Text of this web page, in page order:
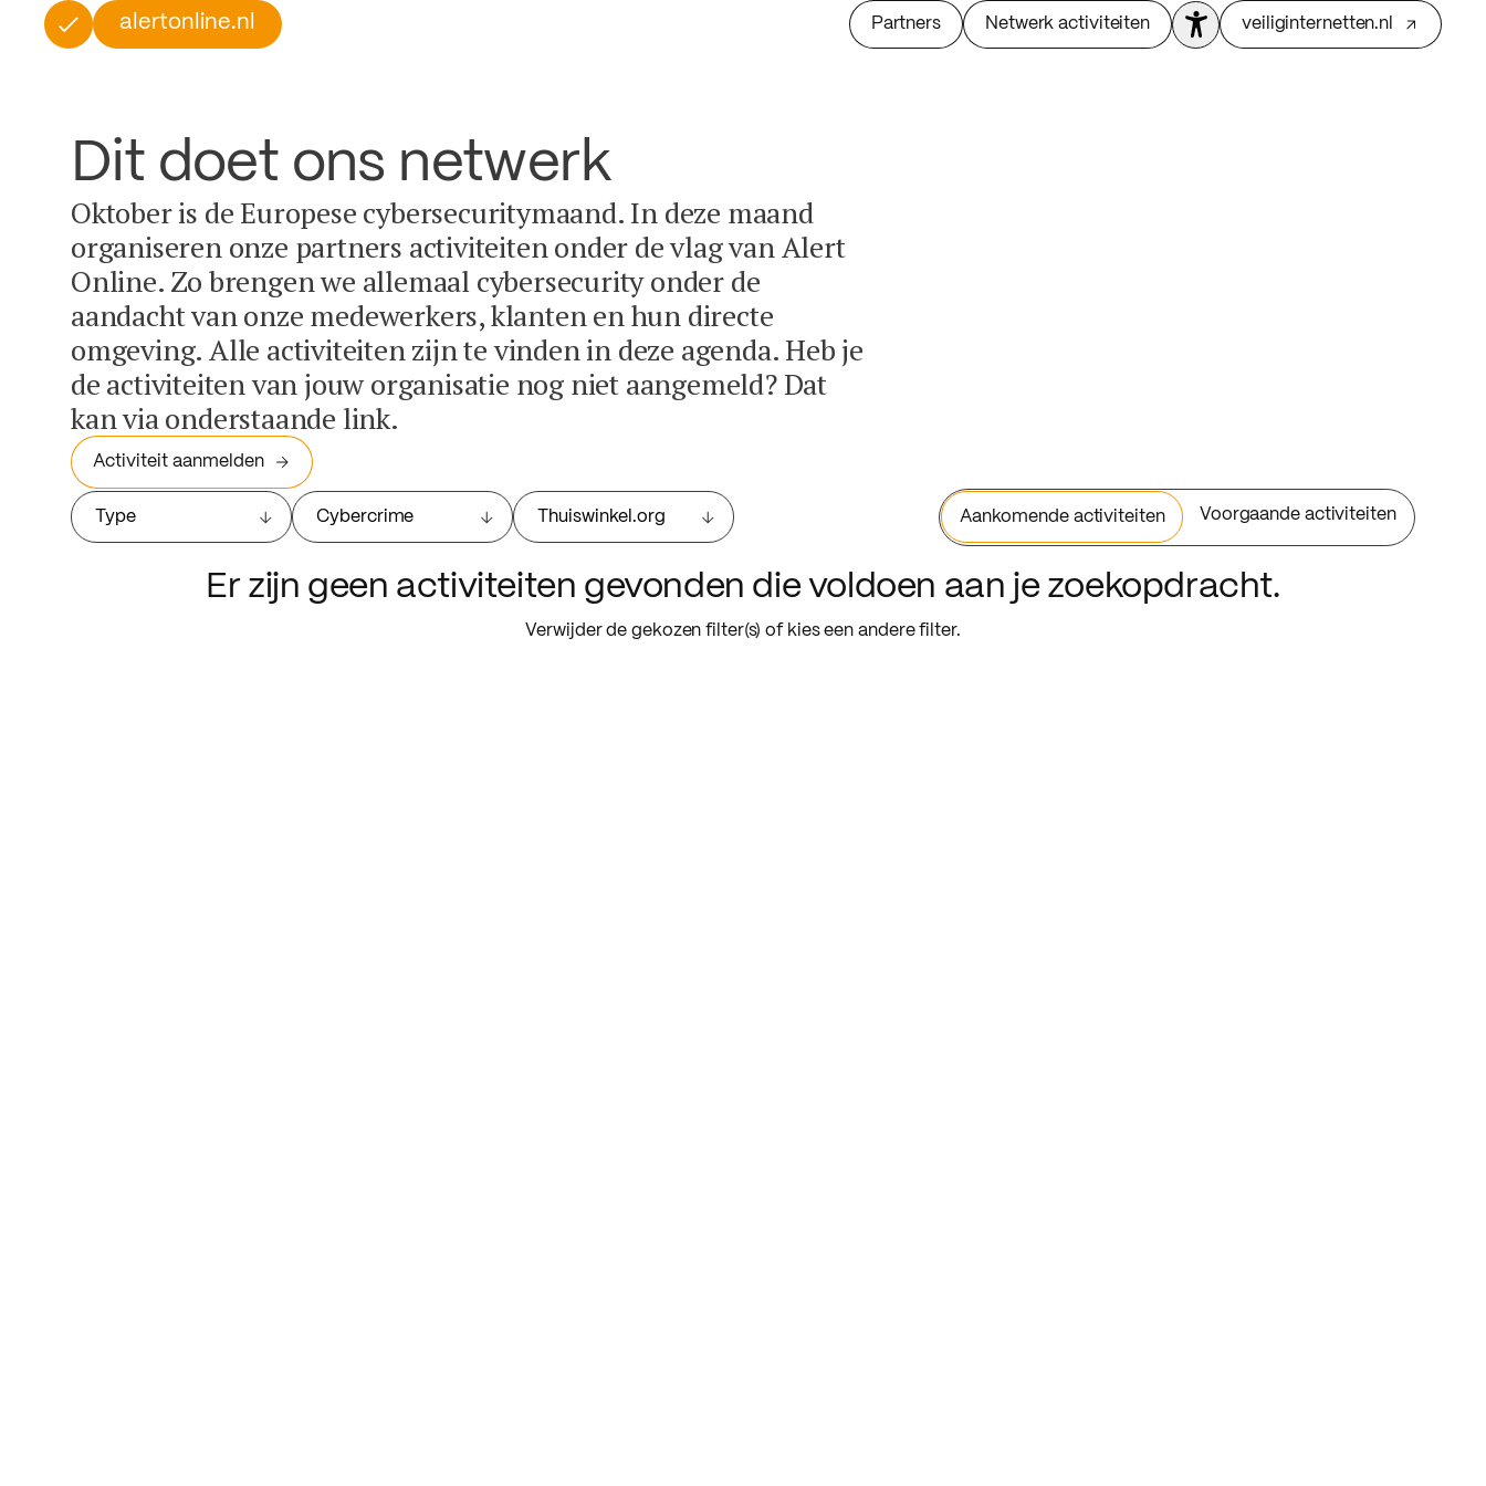
alertonline.nl Partners Netwerk activiteiten veiliginternetten.nl
Dit doet ons netwerk
Oktober is de Europese cybersecuritymaand. In deze maand
organiseren onze partners activiteiten onder de vlag van Alert
Online. Zo brengen we allemaal cybersecurity onder de
aandacht van onze medewerkers, klanten en hun directe
omgeving. Alle activiteiten zijn te vinden in deze agenda. Heb je
de activiteiten van jouw organisatie nog niet aangemeld? Dat
kan via onderstaande link.
Activiteit aanmelden
Type Cybercrime Thuiswinkel.org Aankomende activiteiten Voorgaande activiteiten
Er zijn geen activiteiten gevonden die voldoen aan je zoekopdracht.
Verwijder de gekozen filter(s) of kies een andere filter.